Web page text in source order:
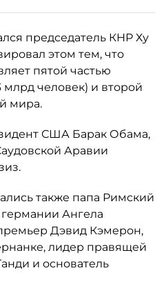
председатель КНР Ху
этом тем, что
пятой частью
млрд человек) и второй
мира.
США Барак Обама,
Аравии
также папа Римский
Ангела
Дэвид Кэмерон,
лидер правящей
и основатель